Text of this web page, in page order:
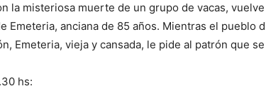
la misteriosa muerte de un grupo de vacas,
Emeteria, anciana de 85 años. Mientras el pueblo
Emeteria, vieja y cansada, le pide al patrón que
hs: